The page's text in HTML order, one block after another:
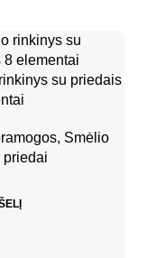
su priedais
, Smėlio
priedai